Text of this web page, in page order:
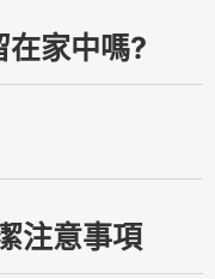
在家中嗎?
注意事項